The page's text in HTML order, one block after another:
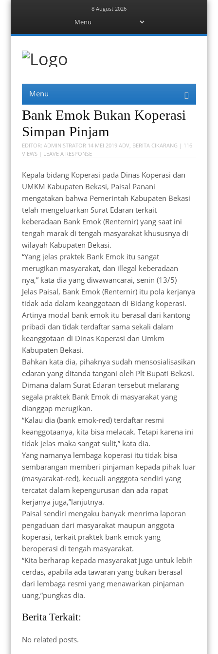
8 August 2026
content
Berita Bekasi
Menu
content
Bank Emok Bukan Koperasi
Simpan Pinjam
EDITOR: ADMINISTRATOR 14 MEI 2019 ADV, BERITA CIKARANG | 116
VIEWS | LEAVE A RESPONSE
Kepala bidang Koperasi pada Dinas Koperasi dan
UMKM Kabupaten Bekasi, Paisal Panani
mengatakan bahwa Pemerintah Kabupaten Bekasi
telah mengeluarkan Surat Edaran terkait
keberadaan Bank Emok (Renternir) yang saat ini
tengah marak di tengah masyarakat khususnya di
wilayah Kabupaten Bekasi.
“Yang jelas praktek Bank Emok itu sangat
merugikan masyarakat, dan illegal keberadaan
nya,” kata dia yang diwawancarai, senin (13/5)
Jelas Paisal, Bank Emok (Renternir) itu pola kerjanya
tidak ada dalam keanggotaan di Bidang koperasi.
Artinya modal bank emok itu berasal dari kantong
pribadi dan tidak terdaftar sama sekali dalam
keanggotaan di Dinas Koperasi dan Umkm
Kabupaten Bekasi.
Bahkan kata dia, pihaknya sudah mensosialisasikan
edaran yang ditanda tangani oleh Plt Bupati Bekasi.
Dimana dalam Surat Edaran tersebut melarang
segala praktek Bank Emok di masyarakat yang
dianggap merugikan.
“Kalau dia (bank emok-red) terdaftar resmi
keanggotaanya, kita bisa melacak. Tetapi karena ini
tidak jelas maka sangat sulit,” kata dia.
Yang namanya lembaga koperasi itu tidak bisa
sembarangan memberi pinjaman kepada pihak luar
(masyarakat-red), kecuali angggota sendiri yang
tercatat dalam kepengurusan dan ada rapat
kerjanya juga,”lanjutnya.
Paisal sendiri mengaku banyak menrima laporan
pengaduan dari masyarakat maupun anggota
koperasi, terkait praktek bank emok yang
beroperasi di tengah masyarakat.
“Kita berharap kepada masyarakat juga untuk lebih
cerdas, apabila ada tawaran yang bukan berasal
dari lembaga resmi yang menawarkan pinjaman
uang,”pungkas dia.
Berita Terkait:
No related posts.